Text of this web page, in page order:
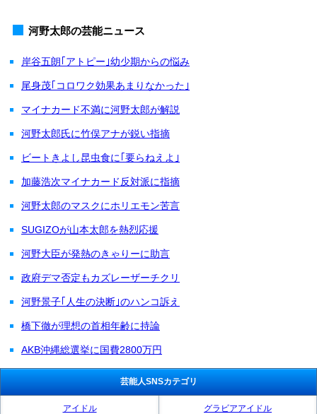
河野太郎の芸能ニュース
岸谷五朗｢アトピー｣幼少期からの悩み
尾身茂｢コロワク効果あまりなかった｣
マイナカード不満に河野太郎が解説
河野太郎氏に竹俣アナが鋭い指摘
ビートきよし昆虫食に｢要らねえよ｣
加藤浩次マイナカード反対派に指摘
河野太郎のマスクにホリエモン苦言
SUGIZOが山本太郎を熱烈応援
河野大臣が発熱のきゃりーに助言
政府デマ否定もカズレーザーチクリ
河野景子｢人生の決断｣のハンコ訴え
橋下徹が理想の首相年齢に持論
AKB沖縄総選挙に国費2800万円
芸能人SNSカテゴリ
アイドル グラビアアイドル